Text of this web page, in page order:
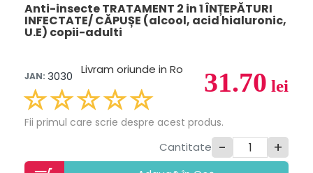
Anti-insecte TRATAMENT 2 in 1 ÎNȚEPĂTURI
INFECTATE/ CĂPUȘE (alcool, acid hialuronic,
U.E) copii-adulti
31.70 lei
JAN: 3030 Livram oriunde in Ro
Fii primul care scrie despre acest produs.
Cantitate - +